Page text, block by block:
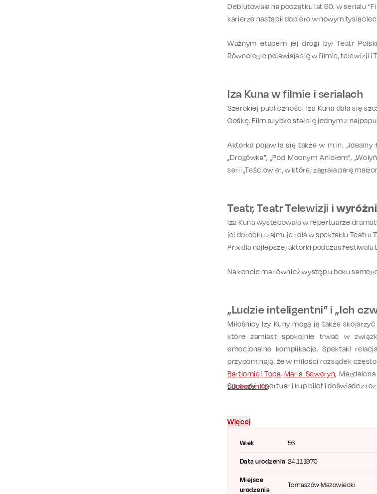
Wiek 56
Data urodzenia 24.11.1970
Miejsce
urodzenia
Tomaszów Mazowiecki
Debiutowała na początku lat 90. w serialu
karierze nastąpił dopiero w nowym
Ważnym etapem jej drogi był Teatr
Równolegle pojawiaja się w filmie, telewizji i
Iza Kuna w filmie i serialach
Szerokiej publiczności Iza Kuna dała się
Gośkę. Film szybko stał się jednym z
Aktorka pojawiła się także w m.in. „Idealny
„Drogówka”, „Pod Mocnym Aniołem”,
serii „Teściowie”, w której zagrała parę
Teatr, Teatr Telewizji i
Iza Kuna występowała w repertuarze
jej dorobku zajmuje rola w spektaklu Teatru
Prix dla najlepszej aktorki podczas festiwalu
Na koncie ma również występ u boku
„Ludzie inteligentni” i „Ich
Miłośnicy Izy Kuny mogą ją także skojarzyć
które zamiast spokojnie trwać w
emocjonalne komplikacje. Spektakl
przypominają, że w miłości rozsądek
Bartłomiej Topa, Maria Seweryn,
Lubaszenko.
Sprawdź repertuar i kup bilet i doświadcz
Więcej